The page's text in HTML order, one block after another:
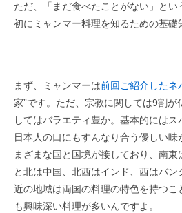
ただ、「まだ食べたことがない」と
初にミャンマー料理を知るための基礎
まず、ミャンマーは前回ご紹介したネ
家”です。ただ、宗教に関しては9割が
してはバラエティ豊か。基本的にはス
日本人の口にもすんなり合う優しい味
まざまな国と国境が接しており、南
と北は中国、北西はインド、西はバ
近の地域は両国の料理の特色を持つ
も興味深い料理が多いんですよ。